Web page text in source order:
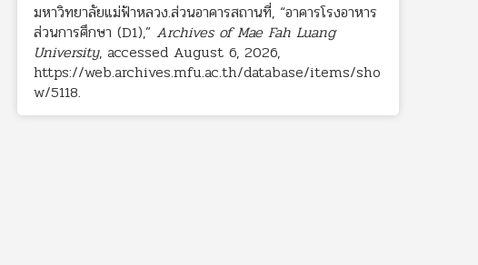
มหาวิทยาลัยแม่ฟ้าหลวง.ส่วนอาคารสถานที่, “อาคารโรงอาหาร
ส่วนการศึกษา (D1),” Archives of Mae Fah Luang
University, accessed August 6, 2026,
https://web.archives.mfu.ac.th/database/items/sho
w/5118.